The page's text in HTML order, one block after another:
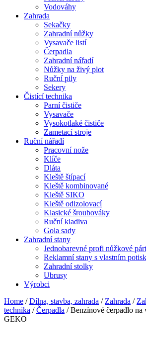
Vodováhy
Zahrada
Sekačky
Zahradní nůžky
Vysavače listí
Čerpadla
Zahradní nářadí
Nůžky na živý plot
Ruční pily
Sekery
Čistící technika
Parní čističe
Vysavače
Vysokotlaké čističe
Zametací stroje
Ruční nářadí
Pracovní nože
Klíče
Dláta
Kleště štípací
Kleště kombinované
Kleště SIKO
Kleště odizolovací
Klasické šroubováky
Ruční kladiva
Gola sady
Zahradní stany
Jednobarevné profi nůžkové
Reklamní stany s vlastním
Zahradní stolky
Ubrusy
Výrobci
Home /Dílna, stavba, zahrada / Zahrada /
technika /Čerpadla / Benzínové čerpadlo
GEKO